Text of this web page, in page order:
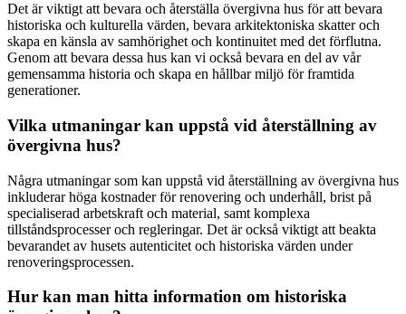
Det är viktigt att bevara och återställa övergivna hus för att bevara
historiska och kulturella värden, bevara arkitektoniska skatter och
skapa en känsla av samhörighet och kontinuitet med det förflutna.
Genom att bevara dessa hus kan vi också bevara en del av vår
gemensamma historia och skapa en hållbar miljö för framtida
generationer.
Vilka utmaningar kan uppstå vid återställning av
övergivna hus?
Några utmaningar som kan uppstå vid återställning av övergivna hus
inkluderar höga kostnader för renovering och underhåll, brist på
specialiserad arbetskraft och material, samt komplexa
tillståndsprocesser och regleringar. Det är också viktigt att beakta
bevarandet av husets autenticitet och historiska värden under
renoveringsprocessen.
Hur kan man hitta information om historiska